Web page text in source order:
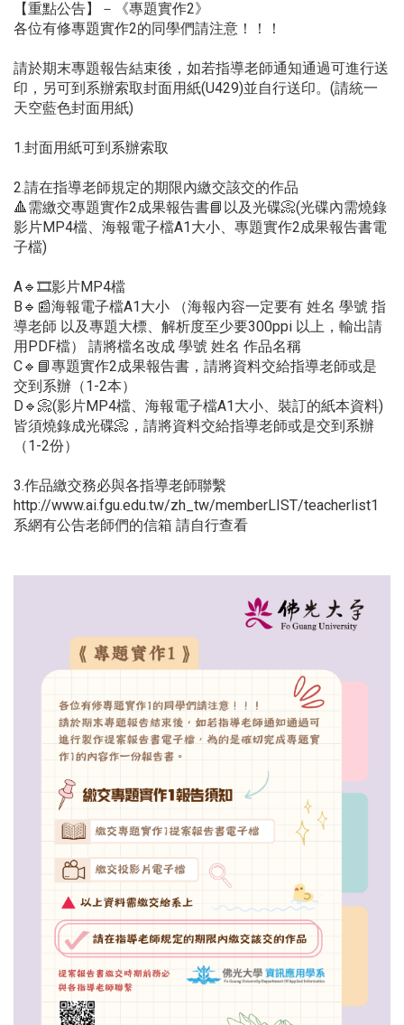
【重點公告】－《專題實作2》
各位有修專題實作2的同學們請注意！！！
請於期末專題報告結束後，如若指導老師通知通過可進行送
印，另可到系辦索取封面用紙(U429)並自行送印。(請統一
天空藍色封面用紙)
1.封面用紙可到系辦索取
2.請在指導老師規定的期限內繳交該交的作品
🔺需繳交專題實作2成果報告書📘以及光碟📀(光碟內需燒錄
影片MP4檔、海報電子檔A1大小、專題實作2成果報告書電
子檔)
A🔹🎞️影片MP4檔
B🔹📰海報電子檔A1大小 （海報內容一定要有 姓名 學號 指
導老師 以及專題大標、解析度至少要300ppi 以上，輸出請
用PDF檔） 請將檔名改成 學號 姓名 作品名稱
C🔹📘專題實作2成果報告書，請將資料交給指導老師或是
交到系辦（1-2本）
D🔹📀(影片MP4檔、海報電子檔A1大小、裝訂的紙本資料)
皆須燒錄成光碟📀，請將資料交給指導老師或是交到系辦
（1-2份）
3.作品繳交務必與各指導老師聯繫
http://www.ai.fgu.edu.tw/zh_tw/memberLIST/teacherlist1
系網有公告老師們的信箱 請自行查看